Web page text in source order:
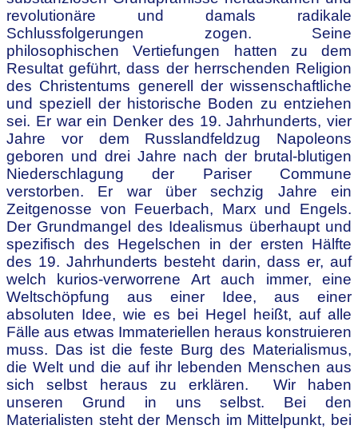
revolutionäre und damals radikale
Schlussfolgerungen zogen. Seine
philosophischen Vertiefungen hatten zu dem
Resultat geführt, dass der herrschenden Religion
des Christentums generell der wissenschaftliche
und speziell der historische Boden zu entziehen
sei. Er war ein Denker des 19. Jahrhunderts, vier
Jahre vor dem Russlandfeldzug Napoleons
geboren und drei Jahre nach der brutal-blutigen
Niederschlagung der Pariser Commune
verstorben. Er war über sechzig Jahre ein
Zeitgenosse von Feuerbach, Marx und Engels.
Der Grundmangel des Idealismus überhaupt und
spezifisch des Hegelschen in der ersten Hälfte
des 19. Jahrhunderts besteht darin, dass er, auf
welch kurios-verworrene Art auch immer, eine
Weltschöpfung aus einer Idee, aus einer
absoluten Idee, wie es bei Hegel heißt, auf alle
Fälle aus etwas Immateriellen heraus konstruieren
muss. Das ist die feste Burg des Materialismus,
die Welt und die auf ihr lebenden Menschen aus
sich selbst heraus zu erklären. Wir haben
unseren Grund in uns selbst. Bei den
Materialisten steht der Mensch im Mittelpunkt, bei